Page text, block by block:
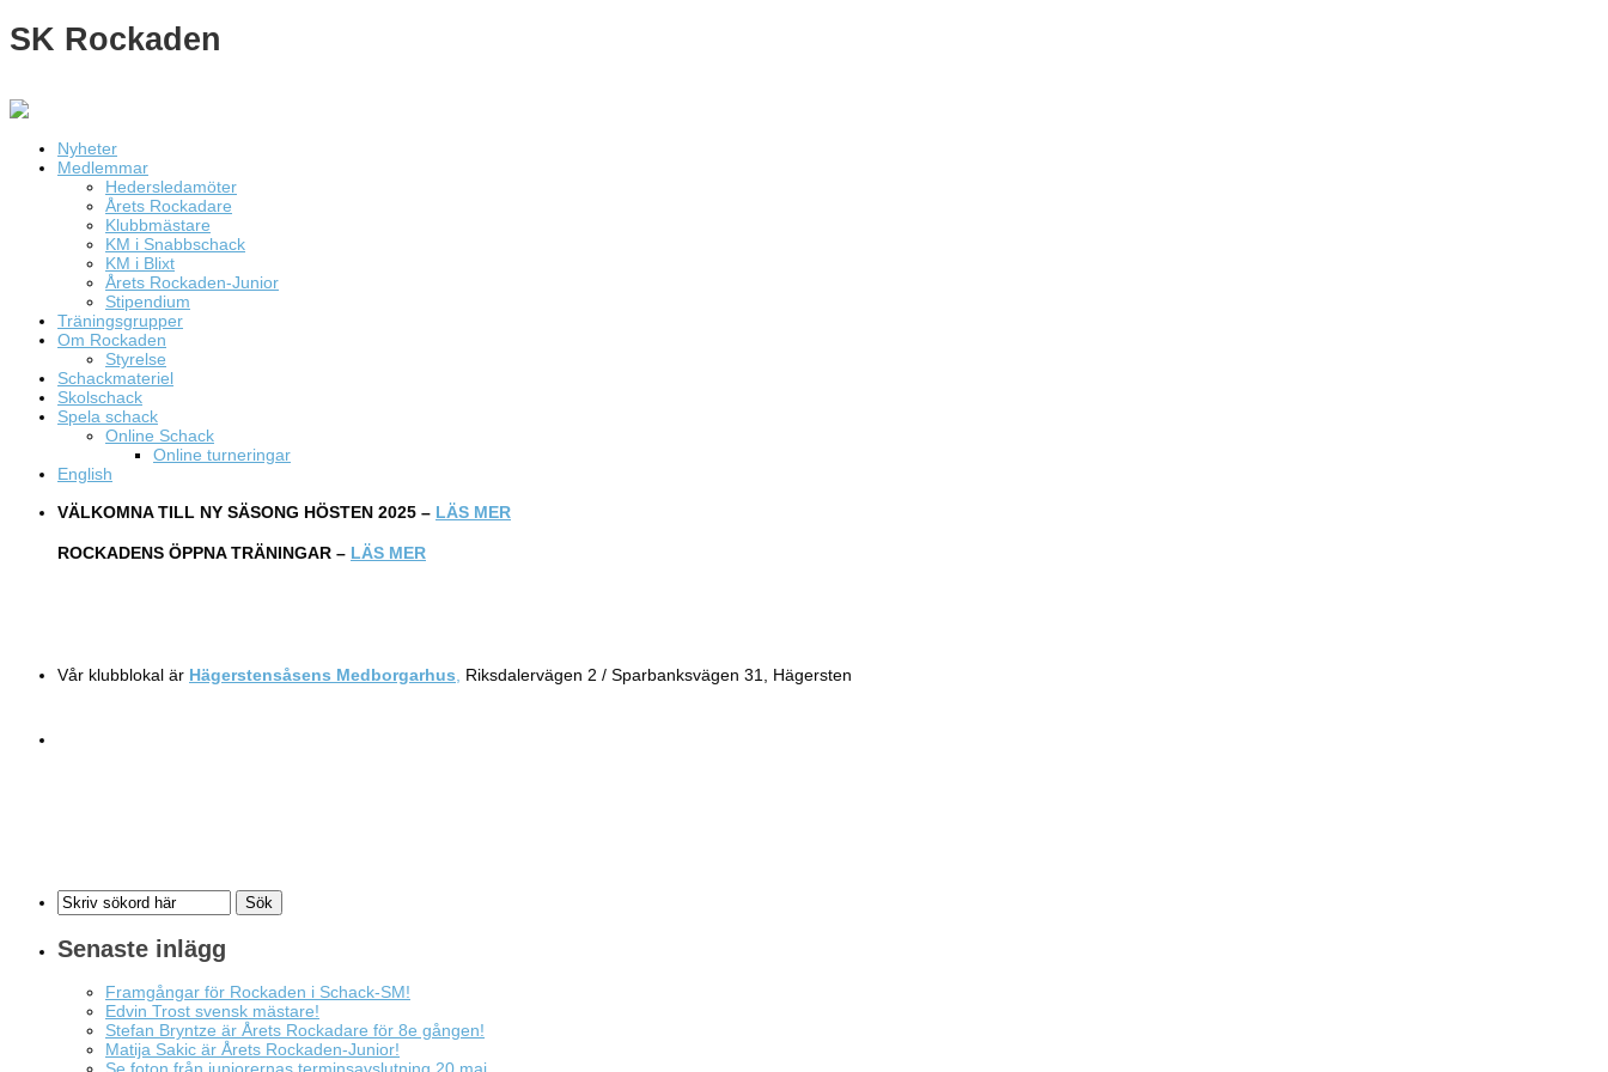
SK Rockaden
Nyheter
Medlemmar
Hedersledamöter
Årets Rockadare
Klubbmästare
KM i Snabbschack
KM i Blixt
Årets Rockaden-Junior
Stipendium
Träningsgrupper
Om Rockaden
Styrelse
Schackmateriel
Skolschack
Spela schack
Online Schack
Online turneringar
English
VÄLKOMNA TILL NY SÄSONG HÖSTEN 2025 – LÄS MER
ROCKADENS ÖPPNA TRÄNINGAR – LÄS MER
Vår klubblokal är Hägerstensåsens Medborgarhus Riksdalervägen 2 / Sparbanksvägen 31, Hägersten
Senaste inlägg
Framgångar för Rockaden i Schack-SM!
Edvin Trost svensk mästare!
Stefan Bryntze är Årets Rockadare för 8e gången!
Matija Sakic är Årets Rockaden-Junior!